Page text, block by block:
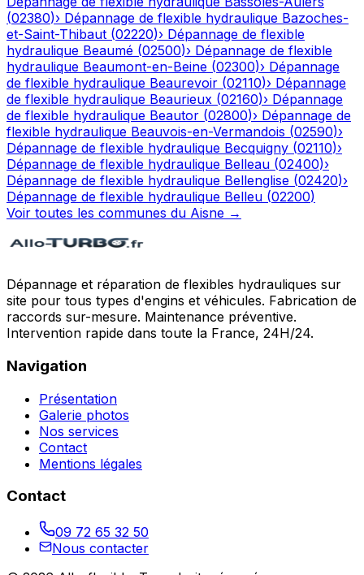
(02380)› Dépannage de flexible hydraulique Bazoches-
et-Saint-Thibaut (02220)› Dépannage de flexible
hydraulique Beaumé (02500)› Dépannage de flexible
hydraulique Beaumont-en-Beine (02300)› Dépannage
de flexible hydraulique Beaurevoir (02110)› Dépannage
de flexible hydraulique Beaurieux (02160)› Dépannage
de flexible hydraulique Beautor (02800)› Dépannage de
flexible hydraulique Beauvois-en-Vermandois (02590)›
Dépannage de flexible hydraulique Becquigny (02110)›
Dépannage de flexible hydraulique Belleau (02400)›
Dépannage de flexible hydraulique Bellenglise (02420)›
Dépannage de flexible hydraulique Belleu (02200)
Voir toutes les communes du Aisne →
Dépannage et réparation de flexibles hydrauliques sur
site pour tous types d'engins et véhicules. Fabrication de
raccords sur-mesure. Maintenance préventive.
Intervention rapide dans toute la France, 24H/24.
Navigation
Présentation
Galerie photos
Nos services
Contact
Mentions légales
Contact
09 72 65 32 50
Nous contacter